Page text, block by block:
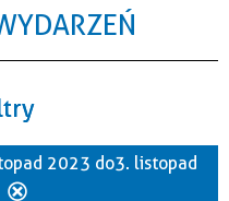
2023 do 3. listopad